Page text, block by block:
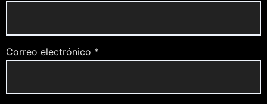
Correo electrónico *